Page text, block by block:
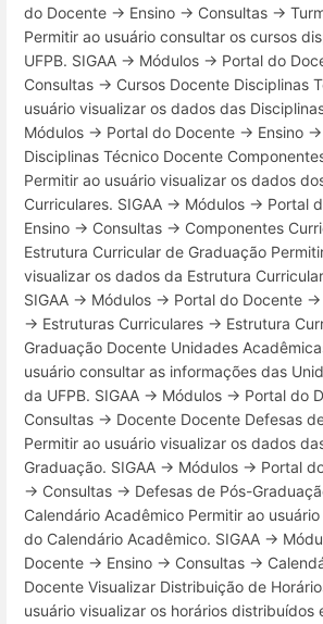
do Docente → Ensino → Consultas →
Permitir ao usuário consultar os cursos
UFPB. SIGAA → Módulos → Portal do
Consultas → Cursos Docente Disciplinas
usuário visualizar os dados das
Módulos → Portal do Docente → Ensino
Disciplinas Técnico Docente
Permitir ao usuário visualizar os dados
Curriculares. SIGAA → Módulos → Portal
Ensino → Consultas → Componentes
Estrutura Curricular de Graduação
visualizar os dados da Estrutura
SIGAA → Módulos → Portal do Docente
→ Estruturas Curriculares → Estrutura
Graduação Docente Unidades
usuário consultar as informações das
da UFPB. SIGAA → Módulos → Portal do
Consultas → Docente Docente Defesas
Permitir ao usuário visualizar os dados
Graduação. SIGAA → Módulos → Portal
→ Consultas → Defesas de Pós-
Calendário Acadêmico Permitir ao
do Calendário Acadêmico. SIGAA →
Docente → Ensino → Consultas →
Docente Visualizar Distribuição de
usuário visualizar os horários distribuídos